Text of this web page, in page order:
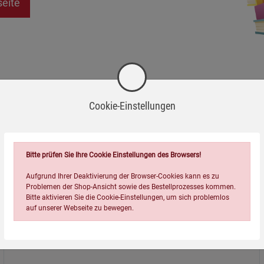
Cookie-Einstellungen
Bitte prüfen Sie Ihre Cookie Einstellungen des Browsers!
Aufgrund Ihrer Deaktivierung der Browser-Cookies kann es zu
Problemen der Shop-Ansicht sowie des Bestellprozesses kommen.
Bitte aktivieren Sie die Cookie-Einstellungen, um sich problemlos
auf unserer Webseite zu bewegen.